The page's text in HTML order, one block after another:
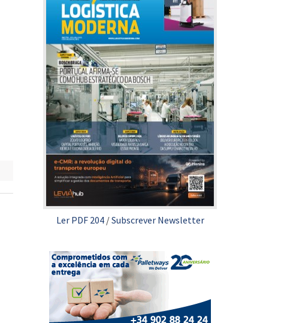
Ler PDF 204/Subscrever Newsletter